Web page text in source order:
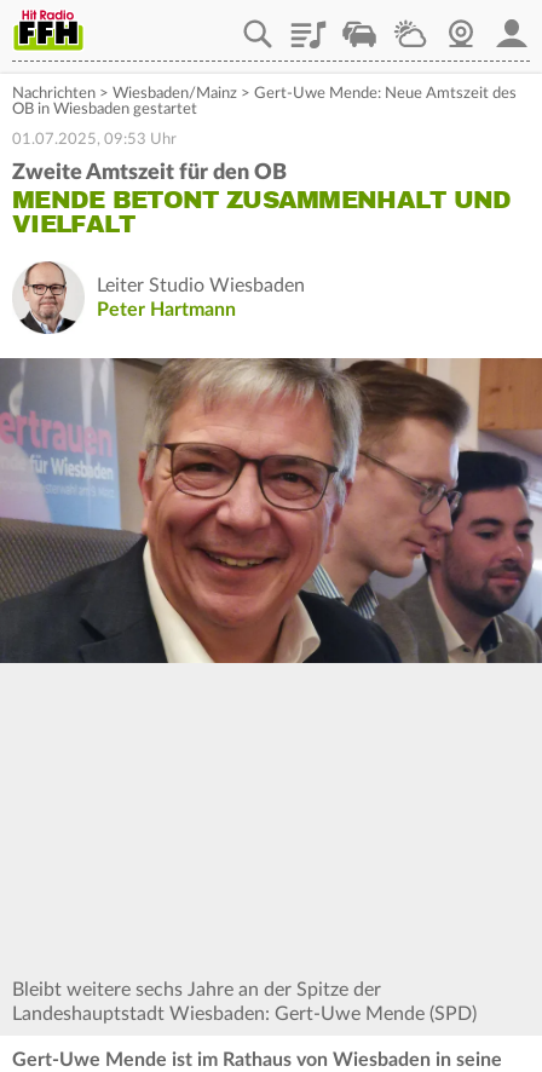
PlaylistStaupilotWetterWebcam
Nachrichten > Wiesbaden/Mainz > Gert-Uwe Mende: Neue Amtszeit des
OB in Wiesbaden gestartet
01.07.2025, 09:53 Uhr
Zweite Amtszeit für den OB
MENDE BETONT ZUSAMMENHALT UND
VIELFALT
Leiter Studio Wiesbaden
Peter Hartmann
Bleibt weitere sechs Jahre an der Spitze der
Landeshauptstadt Wiesbaden: Gert-Uwe Mende (SPD)
Gert-Uwe Mende ist im Rathaus von Wiesbaden in seine